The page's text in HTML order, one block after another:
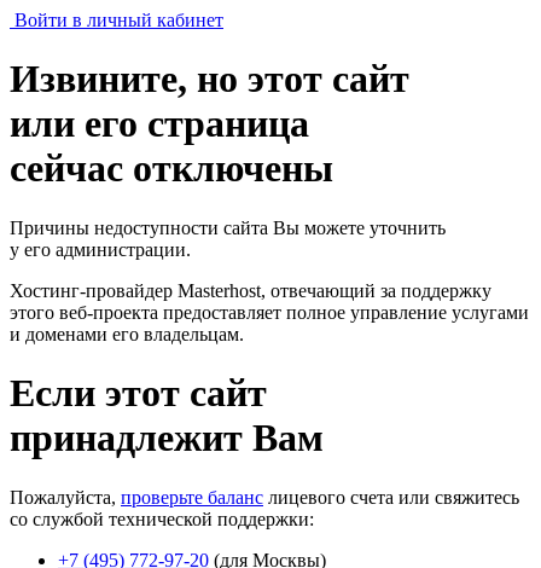
Войти в личный кабинет
Извините, но этот сайт
или его страница
сейчас отключены
Причины недоступности сайта Вы можете уточнить
у его администрации.
Хостинг-провайдер Masterhost, отвечающий за поддержку
этого веб-проекта предоставляет полное управление услугами
и доменами его владельцам.
Если этот сайт
принадлежит Вам
Пожалуйста, проверьте баланс лицевого счета или свяжитесь
со службой технической поддержки:
+7 (495) 772-97-20 (для Москвы)